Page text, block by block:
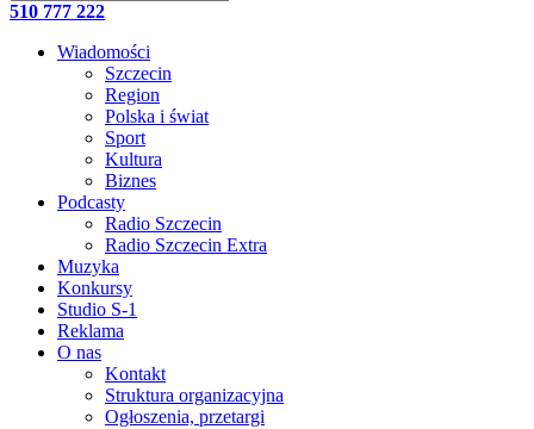
510 777 222
Wiadomości
Szczecin
Region
Polska i świat
Sport
Kultura
Biznes
Podcasty
Radio Szczecin
Radio Szczecin Extra
Muzyka
Konkursy
Studio S-1
Reklama
O nas
Kontakt
Struktura organizacyjna
Ogłoszenia, przetargi